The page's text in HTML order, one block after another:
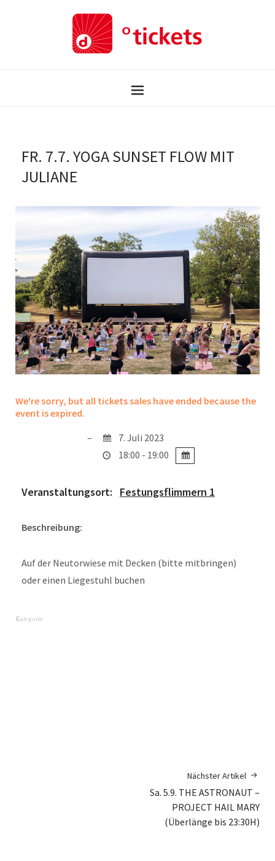
FR. 7.7. YOGA SUNSET FLOW MIT
JULIANE
We're sorry, but all tickets sales have ended because the
event is expired.
7. Juli 2023
18:00 - 19:00
Veranstaltungsort: Festungsflimmern 1
Beschreibung:
Auf der Neutorwiese mit Decken (bitte mitbringen)
oder einen Liegestuhl buchen
Kategorie
Nächster Artikel
Sa. 5.9. THE ASTRONAUT –
PROJECT HAIL MARY
(Überlänge bis 23:30H)